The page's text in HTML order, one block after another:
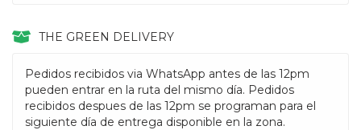
THE GREEN DELIVERY
Pedidos recibidos via WhatsApp antes de las 12pm
pueden entrar en la ruta del mismo día. Pedidos
recibidos despues de las 12pm se programan para el
siguiente día de entrega disponible en la zona.